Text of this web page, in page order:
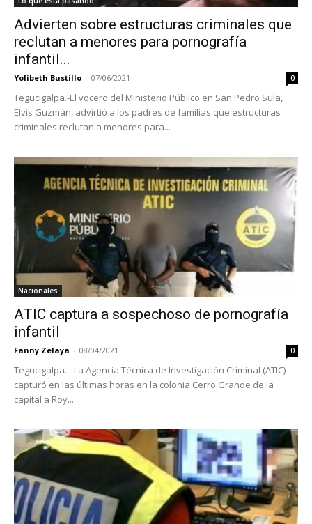
Advierten sobre estructuras criminales que
reclutan a menores para pornografía
infantil...
Yolibeth Bustillo - 07/06/2021 0
Tegucigalpa.-El vocero del Ministerio Público en San Pedro Sula,
Elvis Guzmán, advirtió a los padres de familias que estructuras
criminales reclutan a menores para...
Nacionales
ATIC captura a sospechoso de pornografía
infantil
Fanny Zelaya - 08/04/2021 0
Tegucigalpa. - La Agencia Técnica de Investigación Criminal (ATIC)
capturó en las últimas horas en la colonia Cerro Grande de la
capital a Roy...